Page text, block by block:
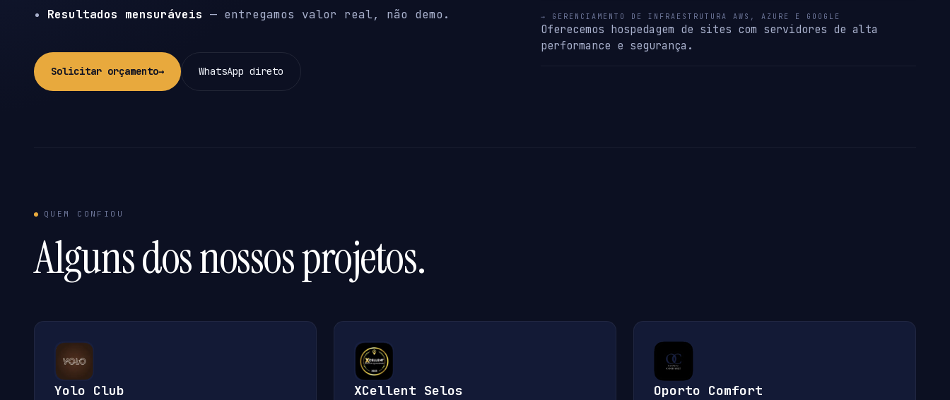
Resultados mensuráveis — entregamos valor real, não demo.
Solicitar orçamento→ WhatsApp direto
→ GERENCIAMENTO DE INFRAESTRUTURA AWS, AZURE E GOOGLE
Oferecemos hospedagem de sites com servidores de alta
performance e segurança.
QUEM CONFIOU
Alguns dos nossos projetos.
Yolo Club XCellent Selos Oporto Comfort